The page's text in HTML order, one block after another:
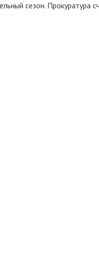
сезон. Прокуратура